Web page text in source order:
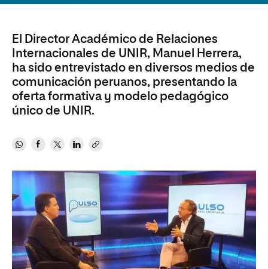
El Director Académico de Relaciones
Internacionales de UNIR, Manuel Herrera,
ha sido entrevistado en diversos medios de
comunicación peruanos, presentando la
oferta formativa y modelo pedagógico
único de UNIR.